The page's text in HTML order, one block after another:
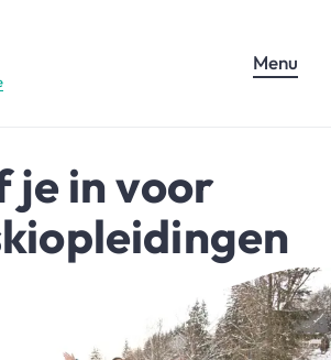
Menu
je in voor